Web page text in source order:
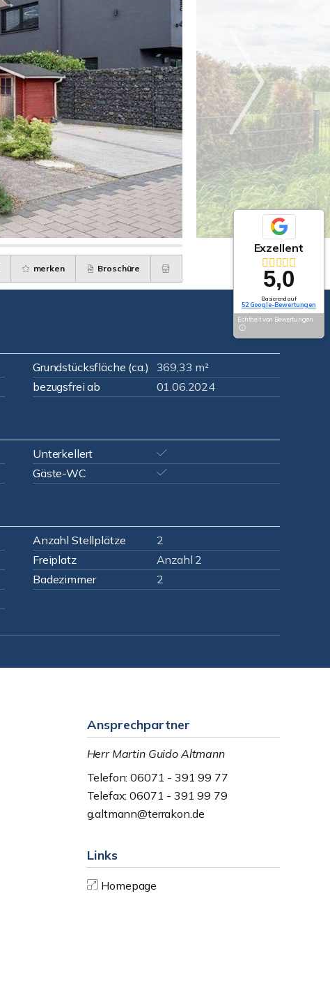
merken Broschüre
Grundstücksfläche (ca.)
369,33 m²
bezugsfrei ab 01.06.2024
Unterkellert
Gäste-WC
Anzahl Stellplätze
2
Freiplatz
Anzahl 2
Badezimmer
2
Ansprechpartner
Herr Martin Guido Altmann
Telefon: 06071 - 391 99 77
Telefax: 06071 - 391 99 79
g.altmann@terrakon.de
Links
Homepage
Exzellent
5,0
Basierend auf
52 Google-Bewertungen
Echtheit von Bewertungen